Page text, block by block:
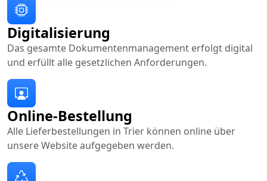
Online-Bestellung
Alle Lieferbestellungen in Trier können online über
unsere Website aufgegeben werden.
Digitalisierung
Das gesamte Dokumentenmanagement erfolgt digital
und erfüllt alle gesetzlichen Anforderungen.